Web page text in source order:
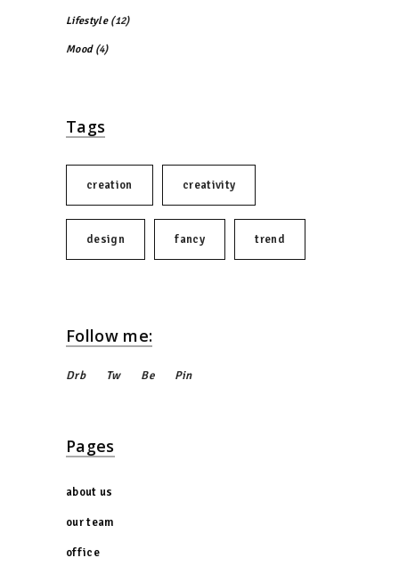
Lifestyle(12)
Mood(4)
Tags
creation creativity
design fancy trend
Follow me:
Drb Tw Be Pin
Pages
about us
our team
office